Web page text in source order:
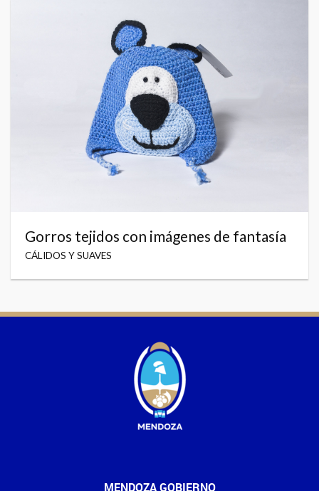
Gorros tejidos con imágenes de fantasía
CÁLIDOS Y SUAVES
MENDOZA GOBIERNO